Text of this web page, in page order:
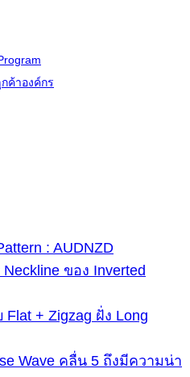
ค้าองค์กร
: AUDNZD
ของ Inverted
+ Zigzag ฝั่ง Long
Wave คลื่น 5 ถึงมีความน่า